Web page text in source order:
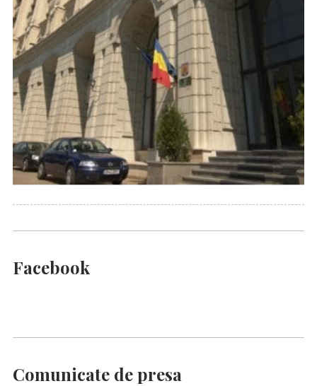
Facebook
Comunicate de presa